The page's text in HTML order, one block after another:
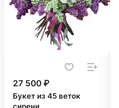
27 500 ₽
Букет из 45 веток